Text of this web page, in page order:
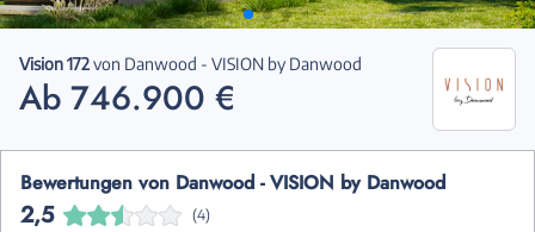
Vision 172von Danwood - VISION by Danwood
Ab 746.900 €
Bewertungen von Danwood - VISION by Danwood
2,5 (4)